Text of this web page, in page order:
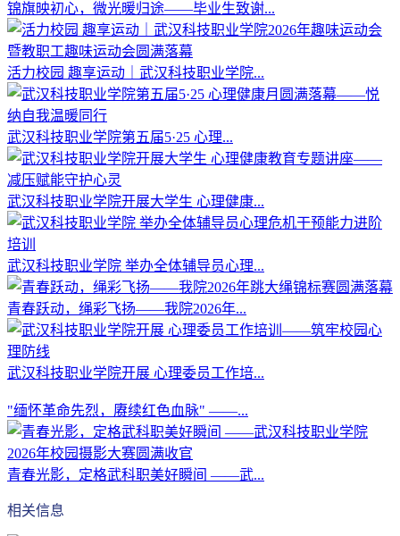
锦旗映初心，微光暖归途——毕业生致谢...
活力校园 趣享运动｜武汉科技职业学院...
武汉科技职业学院第五届5·25 心理...
武汉科技职业学院开展大学生 心理健康...
武汉科技职业学院 举办全体辅导员心理...
青春跃动，绳彩飞扬——我院2026年...
武汉科技职业学院开展 心理委员工作培...
"缅怀革命先烈，赓续红色血脉" ——...
青春光影，定格武科职美好瞬间 ——武...
相关信息